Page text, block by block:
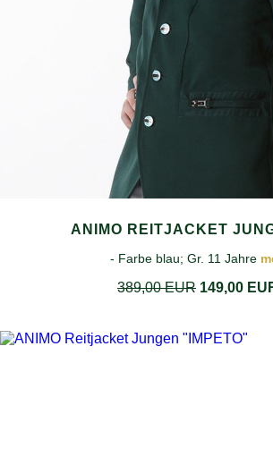
ANIMO REITJACKET
- Farbe blau; Gr. 11 Jahre
389,00 EUR 149,00